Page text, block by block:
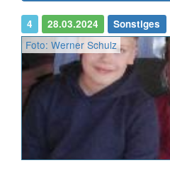
4 28.03.2024 Sonstiges
Foto: Werner Schulz